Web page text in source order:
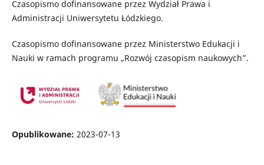
Czasopismo dofinansowane przez Wydział Prawa i
Administracji Uniwersytetu Łódzkiego.
Czasopismo dofinansowane przez Ministerstwo Edukacji i
Nauki w ramach programu „Rozwój czasopism naukowych”.
Opublikowane: 2023-07-13